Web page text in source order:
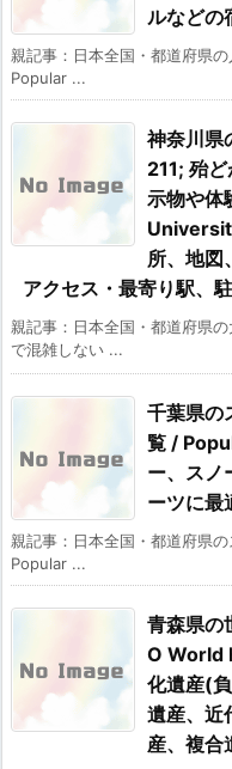
ルなどの
親記事：日本全国・都道府県
Popular ...
神奈川県
211; 殆
示物や体
所、地図
アクセス・最寄り駅、
親記事：日本全国・都道府県
で混雑しない ...
千葉県の
覧 /
ー、スノ
ーツに最
親記事：日本全国・都道府県
Popular ...
青森県の
O World
化遺産(
遺産、近
産、複合